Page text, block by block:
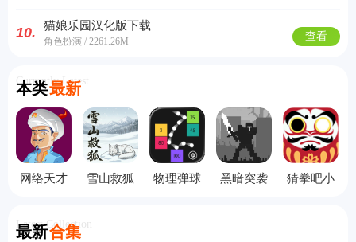
10. 猫娘乐园汉化版下载
角色扮演 / 2261.26M 查看
本类最新
Currently Latest
网络天才
雪山救狐
物理弹球
黑暗突袭
猜拳吧小
最新合集
Latest Collection